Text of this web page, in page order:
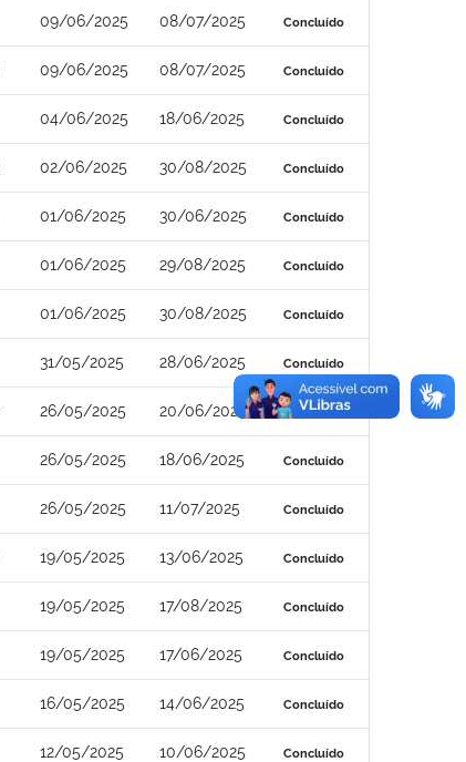
09/06/2025 08/07/2025 Concluído
09/06/2025 08/07/2025 Concluído
04/06/2025 18/06/2025 Concluído
02/06/2025 30/08/2025 Concluído
01/06/2025 30/06/2025 Concluído
01/06/2025 29/08/2025 Concluído
01/06/2025 30/08/2025 Concluído
31/05/2025 28/06/2025 Concluído
26/05/2025 20/06/2025 Concluído
26/05/2025 18/06/2025 Concluído
26/05/2025 11/07/2025 Concluído
19/05/2025 13/06/2025 Concluído
19/05/2025 17/08/2025 Concluído
19/05/2025 17/06/2025 Concluído
16/05/2025 14/06/2025 Concluído
12/05/2025 10/06/2025 Concluído